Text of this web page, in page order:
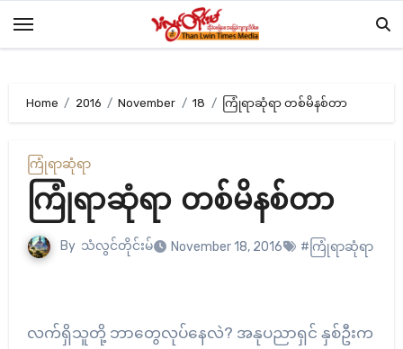
Home 2016 November 18 ကြုံရာဆုံရာ တစ်မိနစ်တာ
ကြုံရာဆုံရာ
ကြုံရာဆုံရာ တစ်မိနစ်တာ
By သံလွင်တိုင်းမ် November 18, 2016 #ကြုံရာဆုံရာ
လက်ရှိသူတို့ ဘာတွေလုပ်နေလဲ? အနုပညာရှင် နှစ်ဦးက